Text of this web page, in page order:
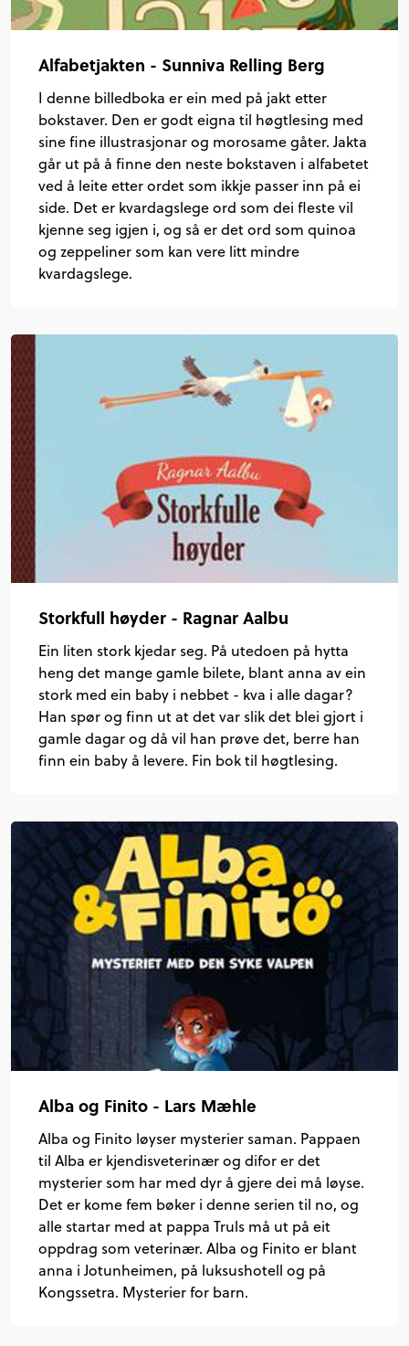
Alfabetjakten - Sunniva Relling Berg
I denne billedboka er ein med på jakt etter
bokstaver. Den er godt eigna til høgtlesing med
sine fine illustrasjonar og morosame gåter. Jakta
går ut på å finne den neste bokstaven i alfabetet
ved å leite etter ordet som ikkje passer inn på ei
side. Det er kvardagslege ord som dei fleste vil
kjenne seg igjen i, og så er det ord som quinoa
og zeppeliner som kan vere litt mindre
kvardagslege.
Storkfull høyder - Ragnar Aalbu
Ein liten stork kjedar seg. På utedoen på hytta
heng det mange gamle bilete, blant anna av ein
stork med ein baby i nebbet - kva i alle dagar?
Han spør og finn ut at det var slik det blei gjort i
gamle dagar og då vil han prøve det, berre han
finn ein baby å levere. Fin bok til høgtlesing.
Alba og Finito - Lars Mæhle
Alba og Finito løyser mysterier saman. Pappaen
til Alba er kjendisveterinær og difor er det
mysterier som har med dyr å gjere dei må løyse.
Det er kome fem bøker i denne serien til no, og
alle startar med at pappa Truls må ut på eit
oppdrag som veterinær. Alba og Finito er blant
anna i Jotunheimen, på luksushotell og på
Kongssetra. Mysterier for barn.